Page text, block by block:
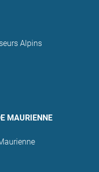
Alpins
MAURIENNE